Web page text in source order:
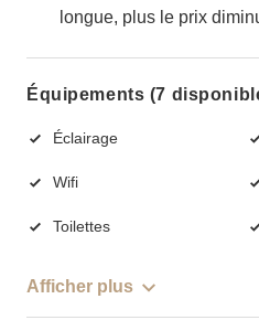
longue, plus le prix
Équipements (7
Éclairage
Wifi
Toilettes
Afficher plus